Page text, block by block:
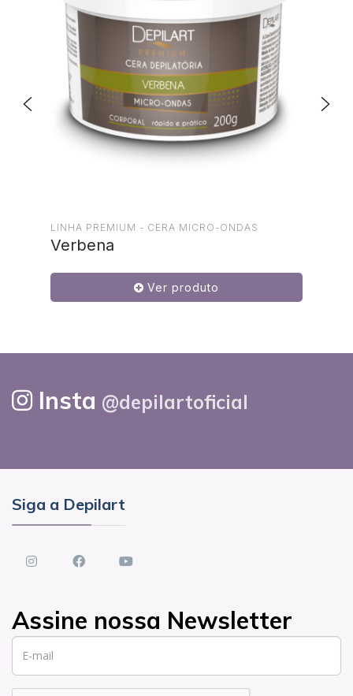
LINHA PREMIUM - CERA MICRO-ONDAS
Verbena
Ver produto
Insta @depilartoficial
Siga a Depilart
instagramFacebookyoutube
Assine nossa Newsletter